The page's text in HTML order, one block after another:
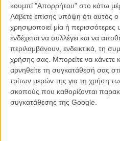
κουμπί "Απορρήτου" στο κάτω
Λάβετε επίσης υπόψη ότι αυτός
χρησιμοποιεί μία ή
ενδέχεται να συλλέγει και να
περιλαμβάνουν, ενδεικτικά, τη
χρήσης σας. Μπορείτε να κάνετε
αρνηθείτε τη συγκατάθεσή σας
τρίτων μερών της για τη χρήση
σκοπούς που καθορίζονται
συγκατάθεσης της Google.
Και κάποιοι από αυτούς, όπως η
ή ο Γκιγιέρμο Ντελ Τόρο έδειξαν
η Ανιές Βαρντά προφανώς είναι
απολαυστική ακόμη και φτιαγμένη
Δείτε ακόμη:
H πάντα «young at
γηραιότερη υποψήφια για